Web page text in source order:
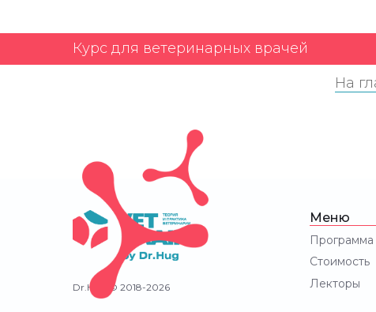
На
Курс для ветеринарных врачей
Программа
Меню
Стоимость
Dr.Hug © 2018-2026 Лекторы